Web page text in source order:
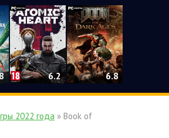
6.2 6.8
2022 года » Book of